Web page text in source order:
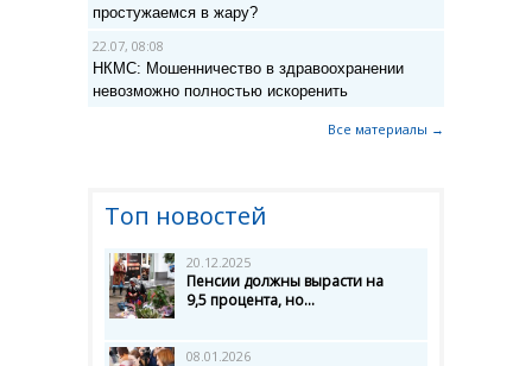
простужаемся в жару?
22.07, 08:08
НКМС: Мошенничество в здравоохранении
невозможно полностью искоренить
Все материалы →
Топ новостей
20.12.2025
Пенсии должны вырасти на
9,5 процента, но...
08.01.2026